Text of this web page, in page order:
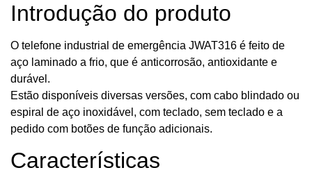
Introdução do produto
O telefone industrial de emergência JWAT316 é feito de
aço laminado a frio, que é anticorrosão, antioxidante e
durável.
Estão disponíveis diversas versões, com cabo blindado ou
espiral de aço inoxidável, com teclado, sem teclado e a
pedido com botões de função adicionais.
Características